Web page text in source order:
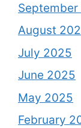
August
July 2025
June 2025
May 2025
February